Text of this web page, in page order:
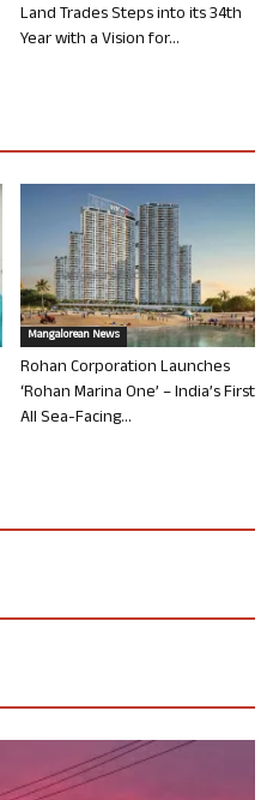
Land Trades Steps into its 34th
Year with a Vision for...
Mangalorean News
Rohan Corporation Launches
‘Rohan Marina One’ – India’s First
All Sea-Facing...